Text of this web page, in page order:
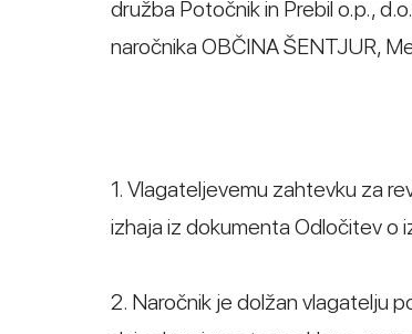
družba Potočnik in Prebil o.p.,
naročnika OBČINA ŠENTJUR,
1. Vlagateljevemu zahtevku za
izhaja iz dokumenta Odločitev
2. Naročnik je dolžan vlagatelju